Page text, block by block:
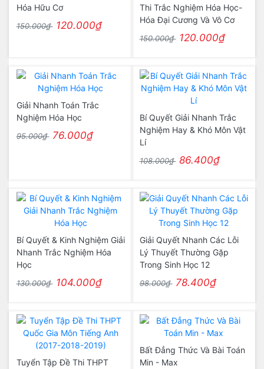
Hóa Hữu Cơ
150.000₫ 120.000₫
Thi Trắc Nghiệm Hóa Học-
Hóa Đại Cương Và Vô Cơ
150.000₫ 120.000₫
Giải Nhanh Toán Trắc
Nghiệm Hóa Học
95.000₫ 76.000₫
Bí Quyết Giải Nhanh Trắc
Nghiệm Hay & Khó Môn Vật
Lí
108.000₫ 86.400₫
Bí Quyết & Kinh Nghiệm Giải
Nhanh Trắc Nghiệm Hóa
Học
130.000₫ 104.000₫
Giải Quyết Nhanh Các Lỗi
Lý Thuyết Thường Gặp
Trong Sinh Học 12
98.000₫ 78.400₫
Tuyển Tập Đề Thi THPT
Bất Đẳng Thức Và Bài Toán
Min - Max